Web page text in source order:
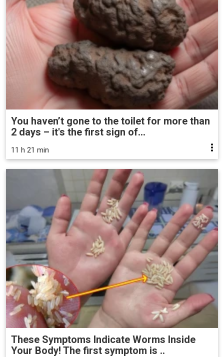
You haven’t gone to the toilet for more than
2 days – it's the first sign of...
11 h 21 min
These Symptoms Indicate Worms Inside
Your Body! The first symptom is ..